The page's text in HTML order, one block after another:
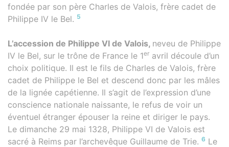
fondée par son père Charles de Valois, frère cadet de
Philippe IV le Bel. 5
L’accession de Philippe VI de Valois, neveu de Philippe
IV le Bel, sur le trône de France le 1er avril découle d’un
choix politique. Il est le fils de Charles de Valois, frère
cadet de Philippe le Bel et descend donc par les mâles
de la lignée capétienne. Il s’agit de l’expression d’une
conscience nationale naissante, le refus de voir un
éventuel étranger épouser la reine et diriger le pays.
Le dimanche 29 mai 1328, Philippe VI de Valois est
sacré à Reims par l’archevêque Guillaume de Trie. 6 Le